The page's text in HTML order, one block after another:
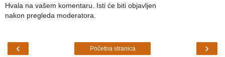
Hvala na vašem komentaru. Isti će biti objavljen
nakon pregleda moderatora.
‹ ›
Početna stranica